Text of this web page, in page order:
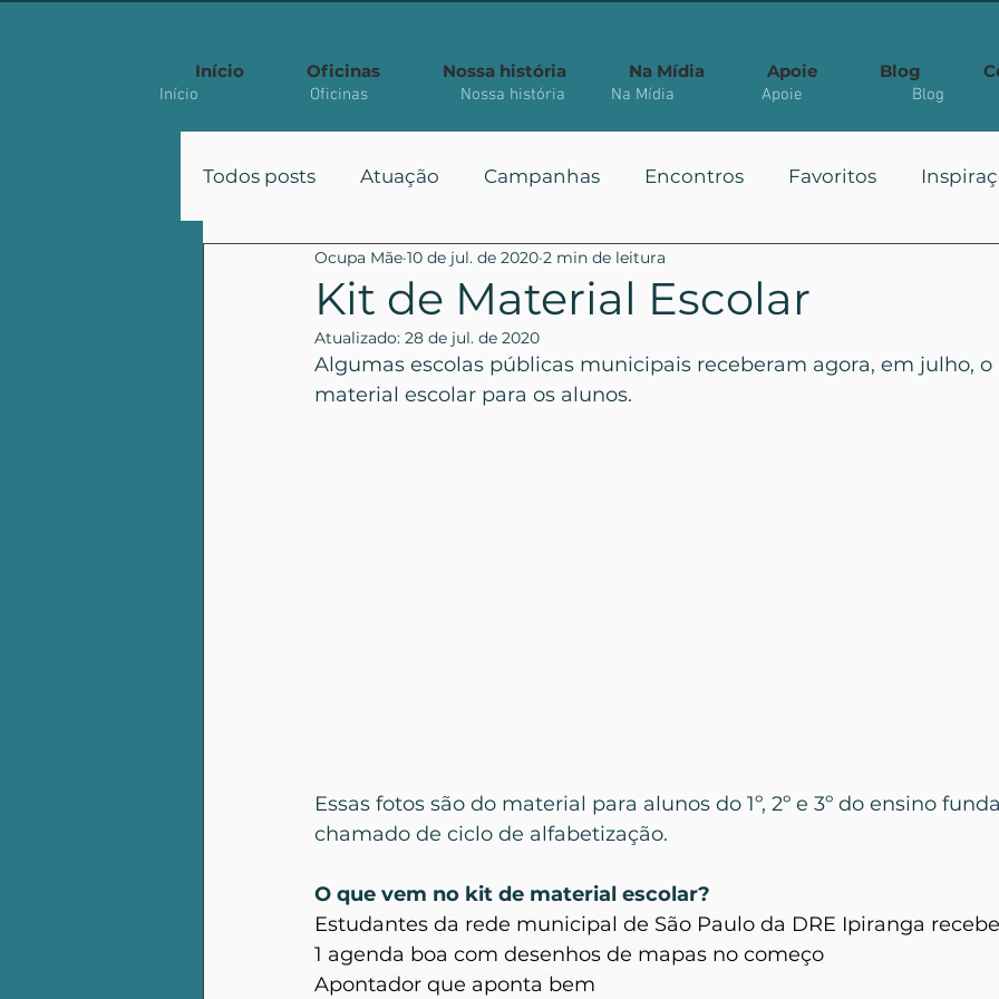
Início Oficinas Nossa história Na Mídia Apoie Blog
Todos posts Atuação Campanhas Encontros Favoritos
Participação Políticas Públicas Você Sabia?
Artigo Acadêmico
Kit de Material Escolar
Ocupa Mãe 10 de jul. de 2020 2 min de leitura
Atualizado: 28 de jul. de 2020
Algumas escolas públicas municipais receberam agora, em julho, o
material escolar para os alunos.
Essas fotos são do material para alunos do 1º, 2º e 3º do ensino
chamado de ciclo de alfabetização.
O que vem no kit de material escolar?
Estudantes da rede municipal de São Paulo da DRE Ipiranga
1 agenda boa com desenhos de mapas no começo
Apontador que aponta bem
Início Oficinas Nossa história Na Mídia Apoie Blog